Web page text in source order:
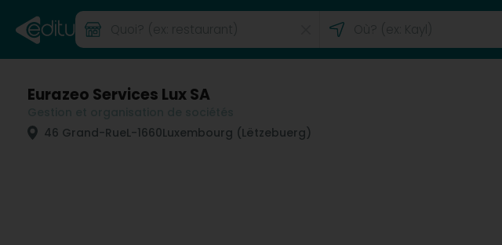
Eurazeo Services Lux SA
46 Grand-RueL-1660Luxembourg (Lëtzebuerg)